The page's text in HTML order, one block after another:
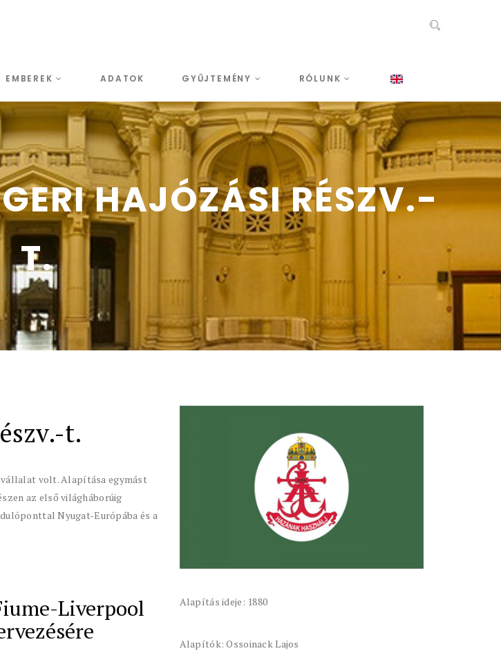
EMBEREK ADATOK GYŰJTEMÉNY RÓLUNK
HAJÓZÁSI RÉSZV.-
T.
t.
vállalat volt. Alapítása egymást
az első világháborúig
Nyugat-Európába és a
Liverpool
Alapítás ideje: 1880
Alapítók: Ossoinack Lajos